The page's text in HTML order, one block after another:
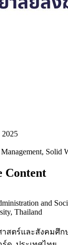
2025
Solid
Content
and
Thailand
สตร์และสังคมศึก